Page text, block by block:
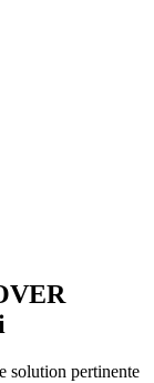
solution pertinente